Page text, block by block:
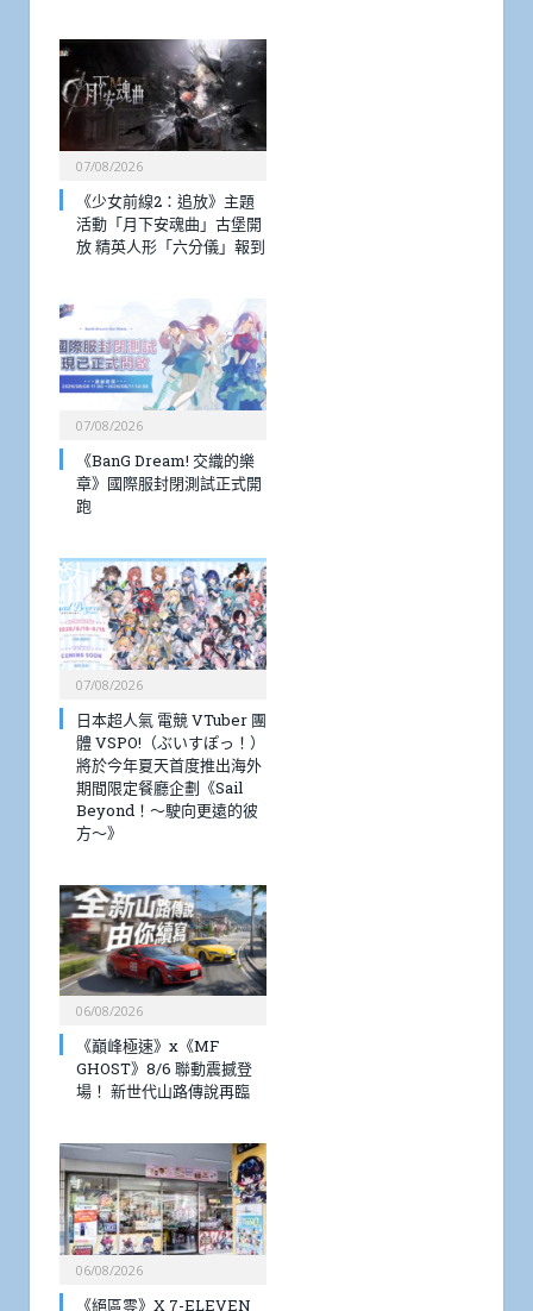
07/08/2026
《少女前線2：追放》主題
活動「月下安魂曲」古堡開
放 精英人形「六分儀」報到
07/08/2026
《BanG Dream! 交織的樂
章》國際服封閉測試正式開
跑
07/08/2026
日本超人氣 電競 VTuber 團
體 VSPO!（ぶいすぽっ！）
將於今年夏天首度推出海外
期間限定餐廳企劃《Sail
Beyond！～駛向更遠的彼
方～》
06/08/2026
《巔峰極速》x《MF
GHOST》8/6 聯動震撼登
場！ 新世代山路傳說再臨
06/08/2026
《絕區零》X 7-ELEVEN